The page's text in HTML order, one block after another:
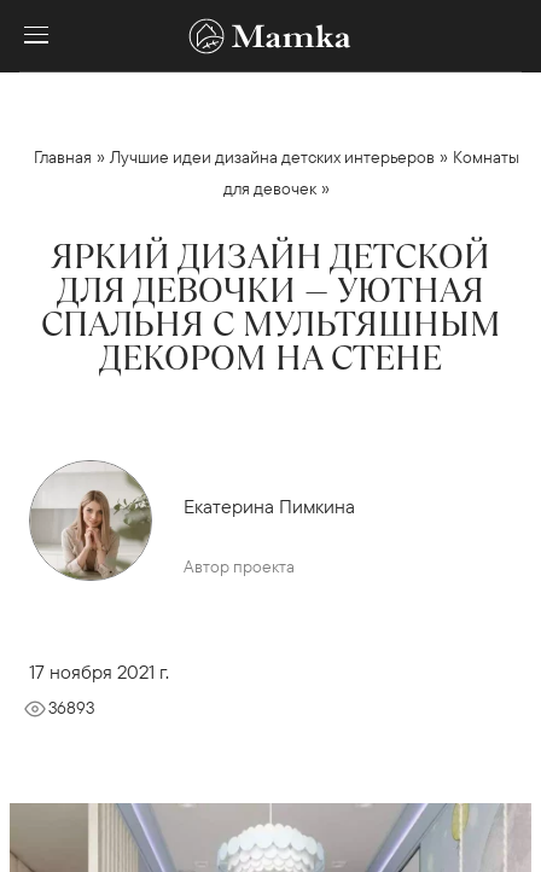
Главная »Лучшие идеи дизайна детских интерьеров » Комнаты
для девочек »
ЯРКИЙ ДИЗАЙН ДЕТСКОЙ
ДЛЯ ДЕВОЧКИ — УЮТНАЯ
СПАЛЬНЯ С МУЛЬТЯШНЫМ
ДЕКОРОМ НА СТЕНЕ
Екатерина Пимкина
Автор проекта
17 ноября 2021 г.
36893